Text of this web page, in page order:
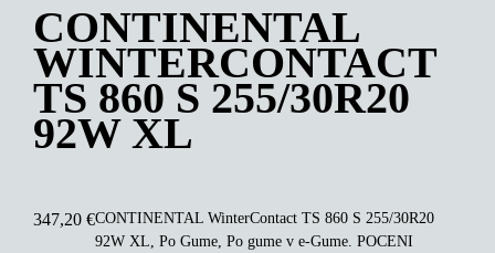
CONTINENTAL
WINTERCONTACT
TS 860 S 255/30R20
92W XL
347,20 €CONTINENTAL WinterContact TS 860 S 255/30R20
92W XL, Po Gume, Po gume v e-Gume. POCENI